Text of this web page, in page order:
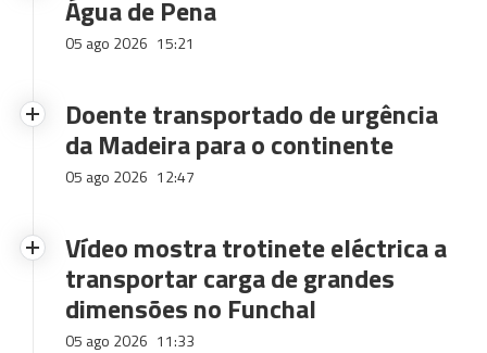
Água de Pena
05 ago 2026 15:21
Doente transportado de urgência
da Madeira para o continente
05 ago 2026 12:47
Vídeo mostra trotinete eléctrica a
transportar carga de grandes
dimensões no Funchal
05 ago 2026 11:33